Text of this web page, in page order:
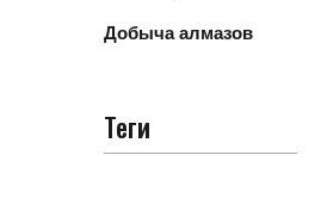
Добыча алмазов
Теги